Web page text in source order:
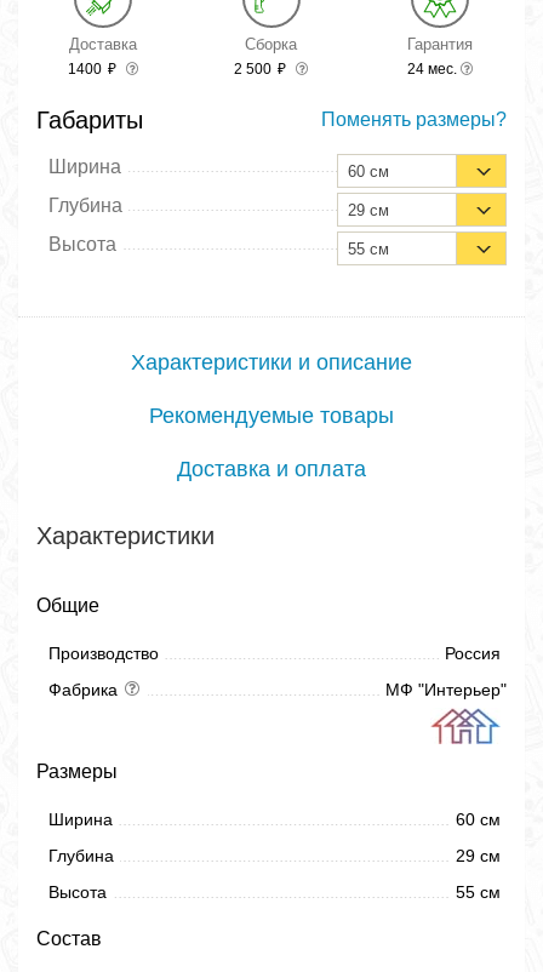
Доставка
1400 ₽
Сборка
2 500 ₽
Гарантия
24 мес.
Габариты Поменять размеры?
Ширина 60 см
Глубина 29 см
Высота 55 см
Характеристики и описание
Рекомендуемые товары
Доставка и оплата
Характеристики
Общие
Производство
Россия
Фабрика
МФ "Интерьер"
Размеры
Ширина
60 см
Глубина
29 см
Высота
55 см
Состав